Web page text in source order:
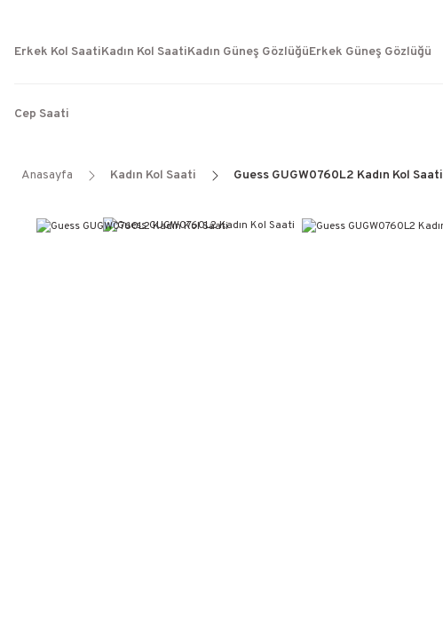
Erkek Kol SaatiKadın Kol SaatiKadın Güneş GözlüğüErkek Güneş Gözlüğü
Cep Saati
Anasayfa Kadın Kol Saati Guess GUGW0760L2 Kadın Kol Saati